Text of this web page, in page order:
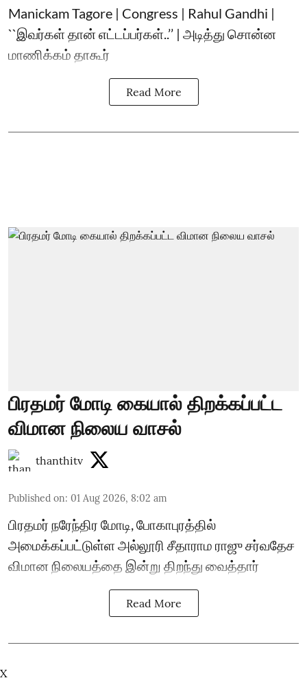
Manickam Tagore | Congress | Rahul Gandhi |
``இவர்கள் தான் எட்டப்பர்கள்..’’ | அடித்து சொன்ன
மாணிக்கம் தாகூர்
Read More
பிரதமர் மோடி கையால் திறக்கப்பட்ட
விமான நிலைய வாசல்
thanthitv
Published on: 01 Aug 2026, 8:02 am
பிரதமர் நரேந்திர மோடி, போகாபுரத்தில்
அமைக்கப்பட்டுள்ள அல்லூரி சீதாராம ராஜு சர்வதேச
விமான நிலையத்தை இன்று திறந்து வைத்தார்
Read More
X